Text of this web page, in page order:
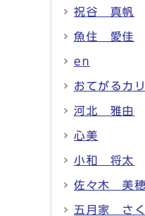
祝谷 真帆
魚住 愛佳
en
おてがるカ
河北 雅由
心美
小和 将太
佐々木 美穂
五月家 さ